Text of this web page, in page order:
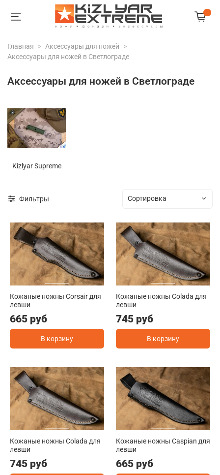
Главная
Аксессуары для ножей
Аксессуары для ножей в Светлограде
Аксессуары для ножей в Светлограде
Kizlyar Supreme
Фильтры
Кожаные ножны Corsair для
левши
665 руб
В корзину
Кожаные ножны Colada для
левши
745 руб
В корзину
Кожаные ножны Colada для
левши
745 руб
Кожаные ножны Caspian для
левши
665 руб